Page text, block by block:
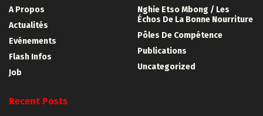
A Propos
Actualités
Evénements
Flash Infos
Job
Nghie Etso Mbong / Les
Échos De La Bonne Nourriture
Pôles De Compétence
Publications
Uncategorized
Recent Posts